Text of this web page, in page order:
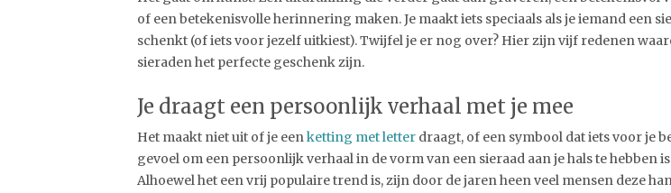
of een betekenisvolle herinnering maken. Je maakt iets speciaals als je iemand een
schenkt (of iets voor jezelf uitkiest). Twijfel je er nog over? Hier zijn vijf redenen
sieraden het perfecte geschenk zijn.
Je draagt een persoonlijk verhaal met je mee
Het maakt niet uit of je eenketting met letter draagt, of een symbool dat iets voor je
gevoel om een persoonlijk verhaal in de vorm van een sieraad aan je hals te hebben
Alhoewel het een vrij populaire trend is, zijn door de jaren heen veel mensen deze